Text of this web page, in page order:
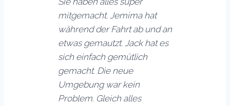
mitgemacht. Jemima hat
während der Fahrt ab und an
etwas gemautzt. Jack hat es
sich einfach gemütlich
gemacht. Die neue
Umgebung war kein
Problem. Gleich alles